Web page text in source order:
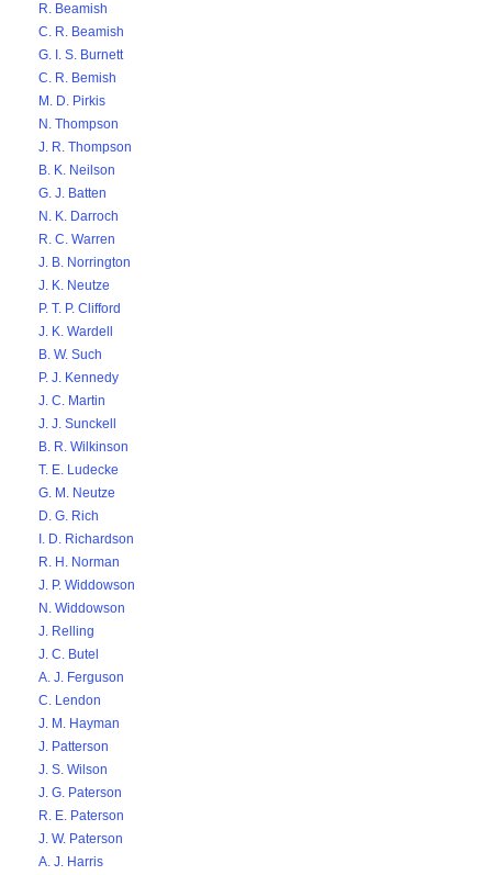
R. Beamish
C. R. Beamish
G. I. S. Burnett
C. R. Bemish
M. D. Pirkis
N. Thompson
J. R. Thompson
B. K. Neilson
G. J. Batten
N. K. Darroch
R. C. Warren
J. B. Norrington
J. K. Neutze
P. T. P. Clifford
J. K. Wardell
B. W. Such
P. J. Kennedy
J. C. Martin
J. J. Sunckell
B. R. Wilkinson
T. E. Ludecke
G. M. Neutze
D. G. Rich
I. D. Richardson
R. H. Norman
J. P. Widdowson
N. Widdowson
J. Relling
J. C. Butel
A. J. Ferguson
C. Lendon
J. M. Hayman
J. Patterson
J. S. Wilson
J. G. Paterson
R. E. Paterson
J. W. Paterson
A. J. Harris